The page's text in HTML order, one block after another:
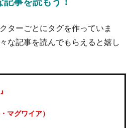
ターごとにタグを作っていま
な記事を読んでもらえると嬉し
マグワイア）